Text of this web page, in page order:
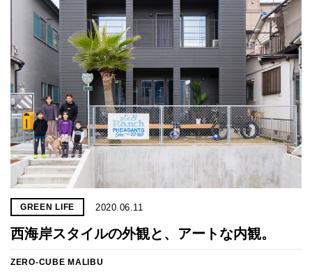
GREEN LIFE 2020.06.11
西海岸スタイルの外観と、アートな内観。
ZERO-CUBE MALIBU